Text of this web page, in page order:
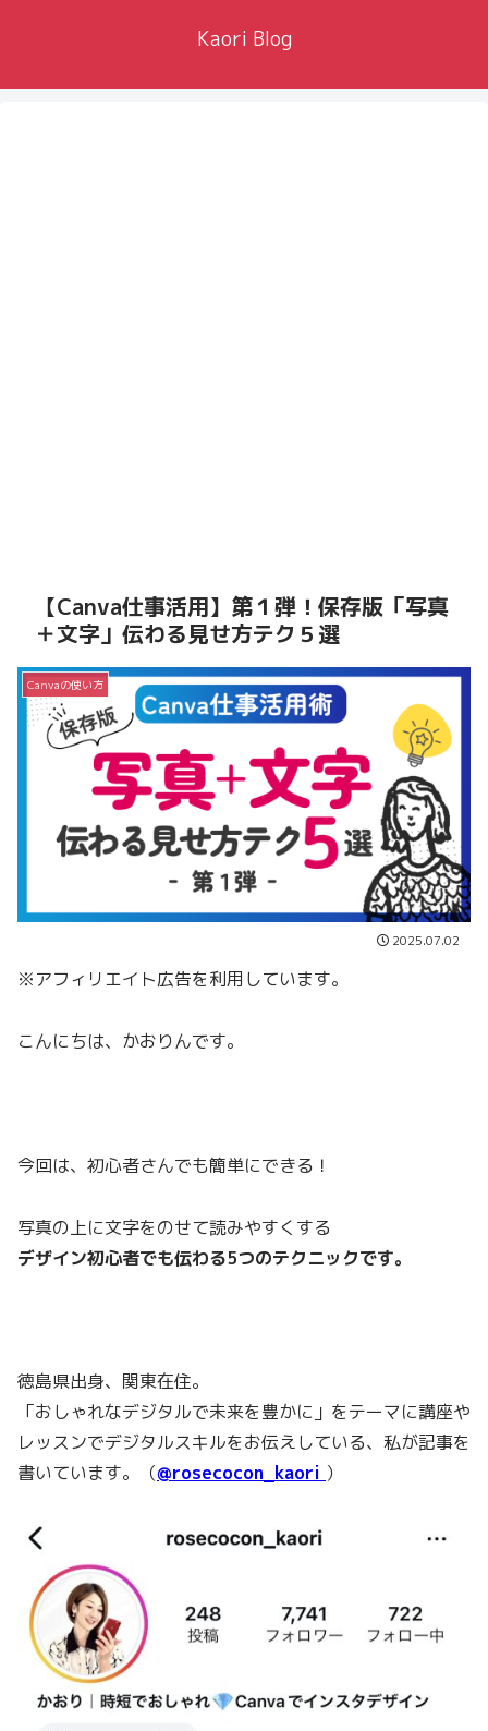
Kaori Blog
【Canva仕事活用】第１弾！保存版「写真
＋文字」伝わる見せ方テク５選
Canvaの使い方
2025.07.02
※アフィリエイト広告を利用しています。
こんにちは、かおりんです。
今回は、初心者さんでも簡単にできる！
写真の上に文字をのせて読みやすくする
デザイン初心者でも伝わる5つのテクニックです。
徳島県出身、関東在住。
「おしゃれなデジタルで未来を豊かに」をテーマに講座や
レッスンでデジタルスキルをお伝えしている、私が記事を
書いています。（@rosecocon_kaori ）